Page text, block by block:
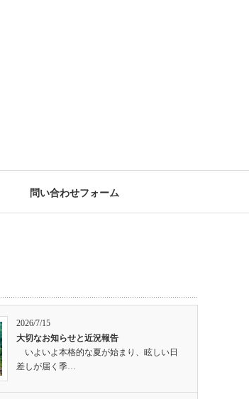
問い合わせフォーム
2026/7/15
大切なお知らせと近況報告
いよいよ本格的な夏が始まり、眩しい日
差しが届く季…